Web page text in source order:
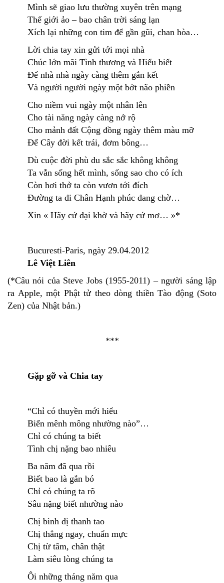
Mình sẽ giao lưu thường xuyên trên mạng
Thế giới ảo – bao chân trời sáng lạn
Xích lại những con tim để gần gũi, chan hòa…
Lời chia tay xin gửi tới mọi nhà
Chúc lớn mãi Tình thương và Hiểu biết
Để nhà nhà ngày càng thêm gắn kết
Và người người ngày một bớt não phiền
Cho niềm vui ngày một nhân lên
Cho tài năng ngày càng nở rộ
Cho mảnh đất Cộng đồng ngày thêm màu mỡ
Để Cây đời kết trái, đơm bông…
Dù cuộc đời phù du sắc sắc không không
Ta vẫn sống hết mình, sống sao cho có ích
Còn hơi thở ta còn vươn tới đích
Đường ta đi Chân Hạnh phúc đang chờ…
Xin « Hãy cứ dại khờ và hãy cứ mơ… »*
Bucuresti-Paris, ngày 29.04.2012
Lê Việt Liên
(*Câu nói của Steve Jobs (1955-2011) – người sáng lập
ra Apple, một Phật tử theo dòng thiền Tào động (Soto
Zen) của Nhật bản.)
***
Gặp gỡ và Chia tay
“Chỉ có thuyền mới hiểu
Biển mênh mông nhường nào”…
Chỉ có chúng ta biết
Tình chị nặng bao nhiêu
Ba năm đã qua rồi
Biết bao là gắn bó
Chỉ có chúng ta rõ
Sâu nặng biết nhường nào
Chị bình dị thanh tao
Chị thẳng ngay, chuẩn mực
Chị từ tâm, chân thật
Làm siêu lòng chúng ta
Ôi những tháng năm qua